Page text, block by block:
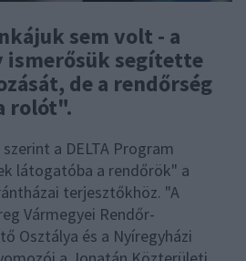
sem volt - a
ismerősük segítette
de a rendőrség
rolót".
a DELTA Program
látogatóba a rendőrök" a
terjesztőkhöz. "A
Vármegyei Rendőr-
Osztálya és a Nyíregyházi